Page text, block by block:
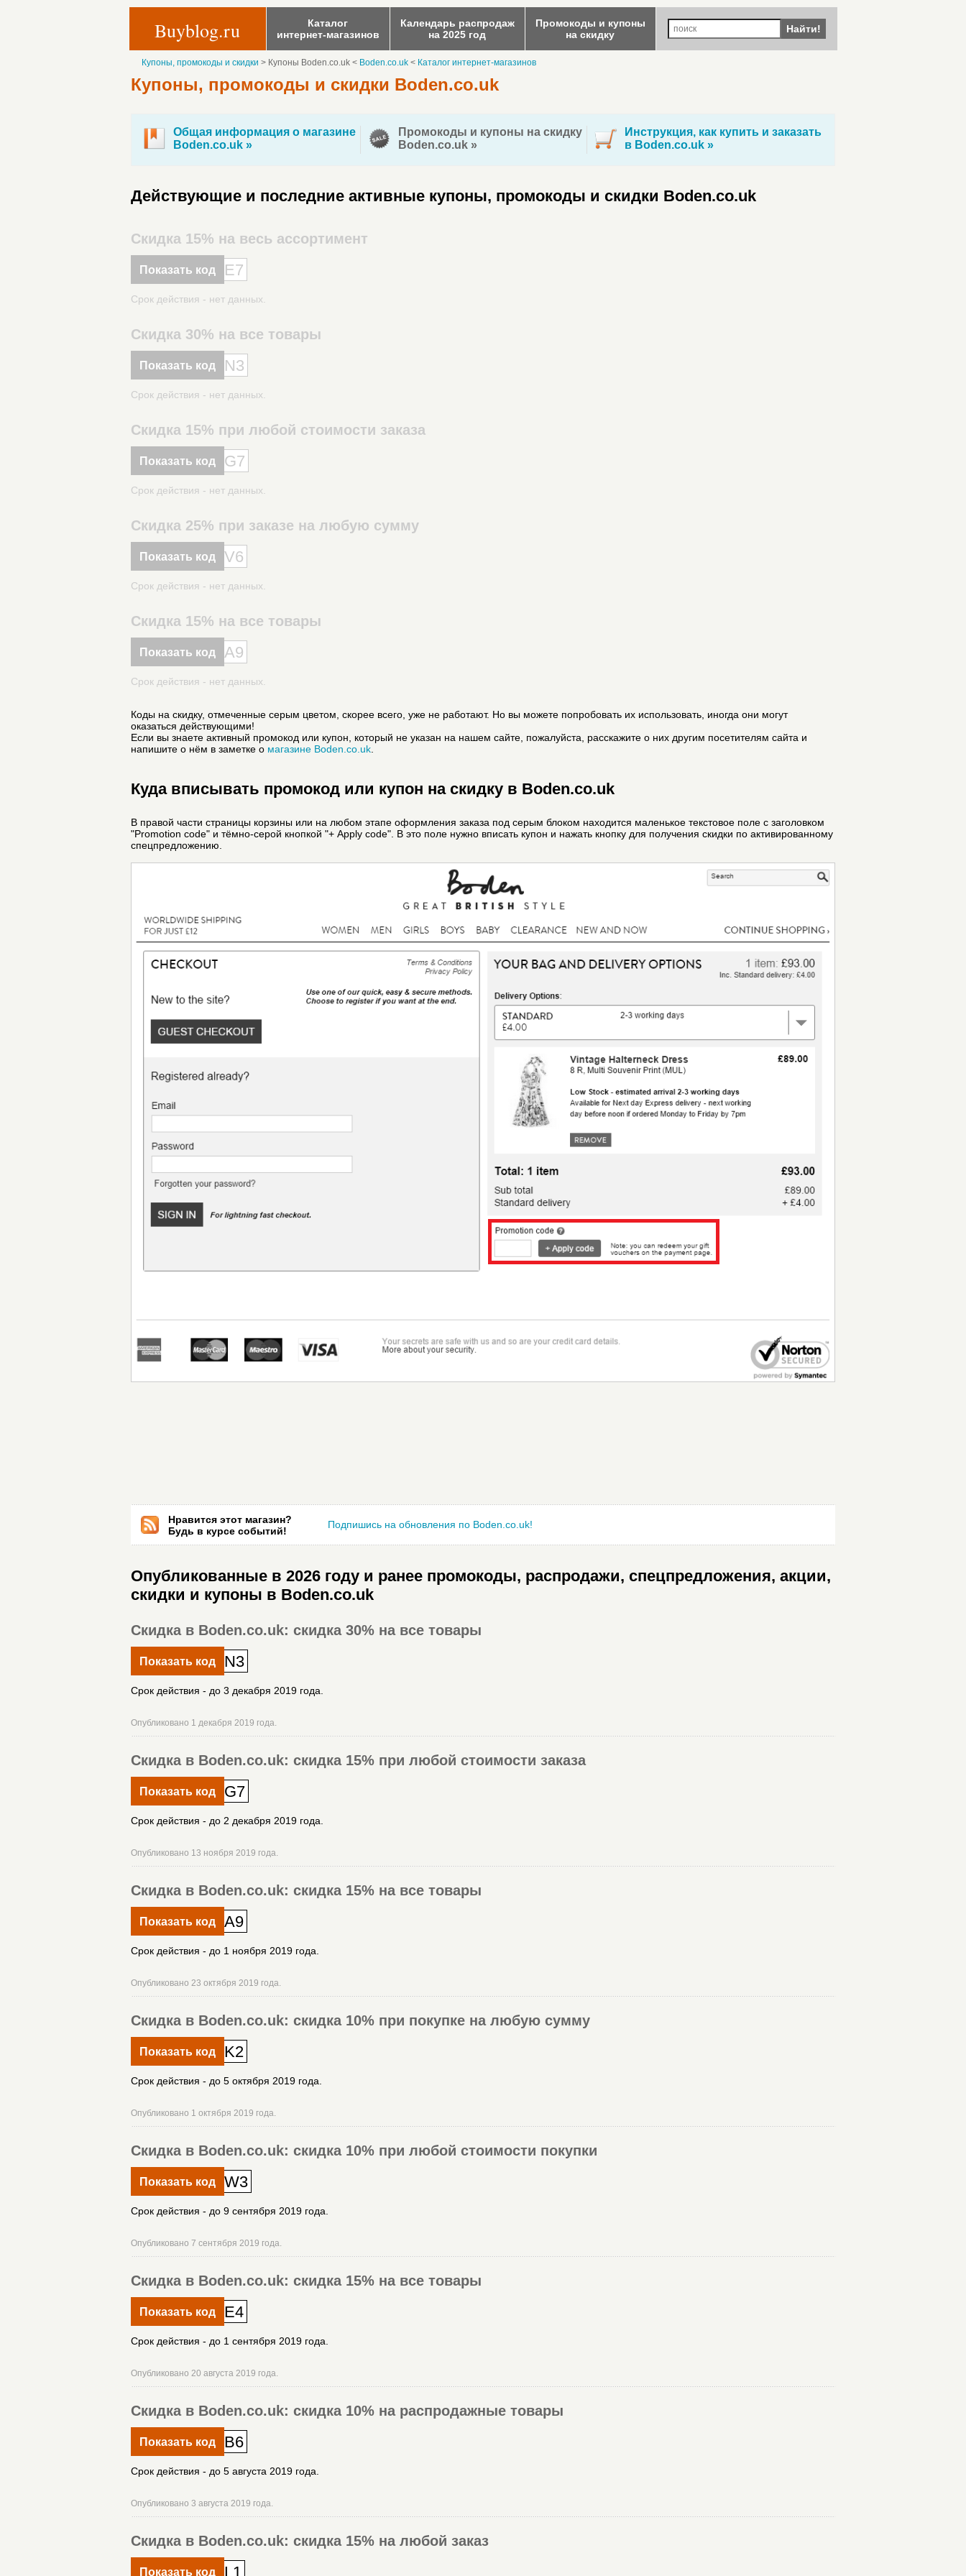
Buyblog.ru
Каталог
интернет-магазинов
Календарь распродаж
на 2025 год
Промокоды и купоны
на скидку
Найти!
Купоны, промокоды и скидки > Купоны Boden.co.uk < Boden.co.uk < Каталог интернет-магазинов
Купоны, промокоды и скидки Boden.co.uk
Общая информация о магазине
Boden.co.uk »
Промокоды и купоны на скидку
Boden.co.uk »
Инструкция, как купить и заказать
в Boden.co.uk »
Действующие и последние активные купоны, промокоды и скидки Boden.co.uk
Скидка 15% на весь ассортимент
Показать код E7
Срок действия - нет данных.
Скидка 30% на все товары
Показать код N3
Срок действия - нет данных.
Скидка 15% при любой стоимости заказа
Показать код G7
Срок действия - нет данных.
Скидка 25% при заказе на любую сумму
Показать код V6
Срок действия - нет данных.
Скидка 15% на все товары
Показать код A9
Срок действия - нет данных.
Коды на скидку, отмеченные серым цветом, скорее всего, уже не работают. Но вы можете попробовать их использовать, иногда они могут
оказаться действующими!
Если вы знаете активный промокод или купон, который не указан на нашем сайте, пожалуйста, расскажите о них другим посетителям сайта и
напишите о нём в заметке о магазине Boden.co.uk
Куда вписывать промокод или купон на скидку в Boden.co.uk
В правой части страницы корзины или на любом этапе оформления заказа под серым блоком находится маленькое текстовое поле с заголовком
"Promotion code" и тёмно-серой кнопкой "+ Apply code". В это поле нужно вписать купон и нажать кнопку для получения скидки по активированному
спецпредложению.
Нравится этот магазин?
Будь в курсе событий!
Подпишись на обновления по Boden.co.uk!
Опубликованные в 2026 году и ранее промокоды, распродажи, спецпредложения, акции,
скидки и купоны в Boden.co.uk
Скидка в Boden.co.uk: скидка 30% на все товары
Показать код N3
Срок действия - до 3 декабря 2019 года.
Опубликовано 1 декабря 2019 года.
Скидка в Boden.co.uk: скидка 15% при любой стоимости заказа
Показать код G7
Срок действия - до 2 декабря 2019 года.
Опубликовано 13 ноября 2019 года.
Скидка в Boden.co.uk: скидка 15% на все товары
Показать код A9
Срок действия - до 1 ноября 2019 года.
Опубликовано 23 октября 2019 года.
Скидка в Boden.co.uk: скидка 10% при покупке на любую сумму
Показать код K2
Срок действия - до 5 октября 2019 года.
Опубликовано 1 октября 2019 года.
Скидка в Boden.co.uk: скидка 10% при любой стоимости покупки
Показать код W3
Срок действия - до 9 сентября 2019 года.
Опубликовано 7 сентября 2019 года.
Скидка в Boden.co.uk: скидка 15% на все товары
Показать код E4
Срок действия - до 1 сентября 2019 года.
Опубликовано 20 августа 2019 года.
Скидка в Boden.co.uk: скидка 10% на распродажные товары
Показать код B6
Срок действия - до 5 августа 2019 года.
Опубликовано 3 августа 2019 года.
Скидка в Boden.co.uk: скидка 15% на любой заказ
Показать код L1